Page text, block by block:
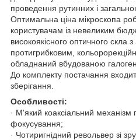
проведення рутинних і
Оптимальна ціна мікроскопа
користувачам із невеликим
високоякісного оптичного скла з
протигрибковим,
обладнаний вбудованою
До комплекту постачання
зберігання.
Особливості:
· М'який коаксіальний механізм
фокусування;
· Чотиригнідний револьвер зі